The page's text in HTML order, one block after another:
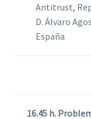
Antitrust,
D. Álvaro
España
16.45 h.